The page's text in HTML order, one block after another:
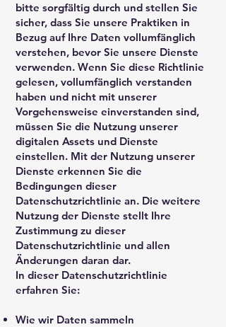
bitte sorgfältig durch und stellen Sie
sicher, dass Sie unsere Praktiken in
Bezug auf Ihre Daten vollumfänglich
verstehen, bevor Sie unsere Dienste
verwenden. Wenn Sie diese Richtlinie
gelesen, vollumfänglich verstanden
haben und nicht mit unserer
Vorgehensweise einverstanden sind,
müssen Sie die Nutzung unserer
digitalen Assets und Dienste
einstellen. Mit der Nutzung unserer
Dienste erkennen Sie die
Bedingungen dieser
Datenschutzrichtlinie an. Die weitere
Nutzung der Dienste stellt Ihre
Zustimmung zu dieser
Datenschutzrichtlinie und allen
Änderungen daran dar.
In dieser Datenschutzrichtlinie
erfahren Sie:
Wie wir Daten sammeln